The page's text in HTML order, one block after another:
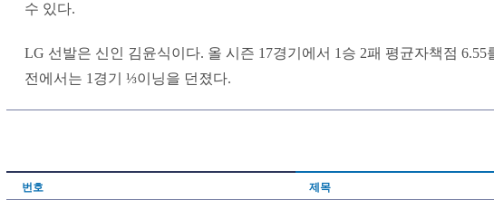
수 있다.
LG 선발은 신인 김윤식이다. 올 시즌 17경기에서 1승 2패 평균자책점 6.55
전에서는 1경기 ⅓이닝을 던졌다.
번호 제목